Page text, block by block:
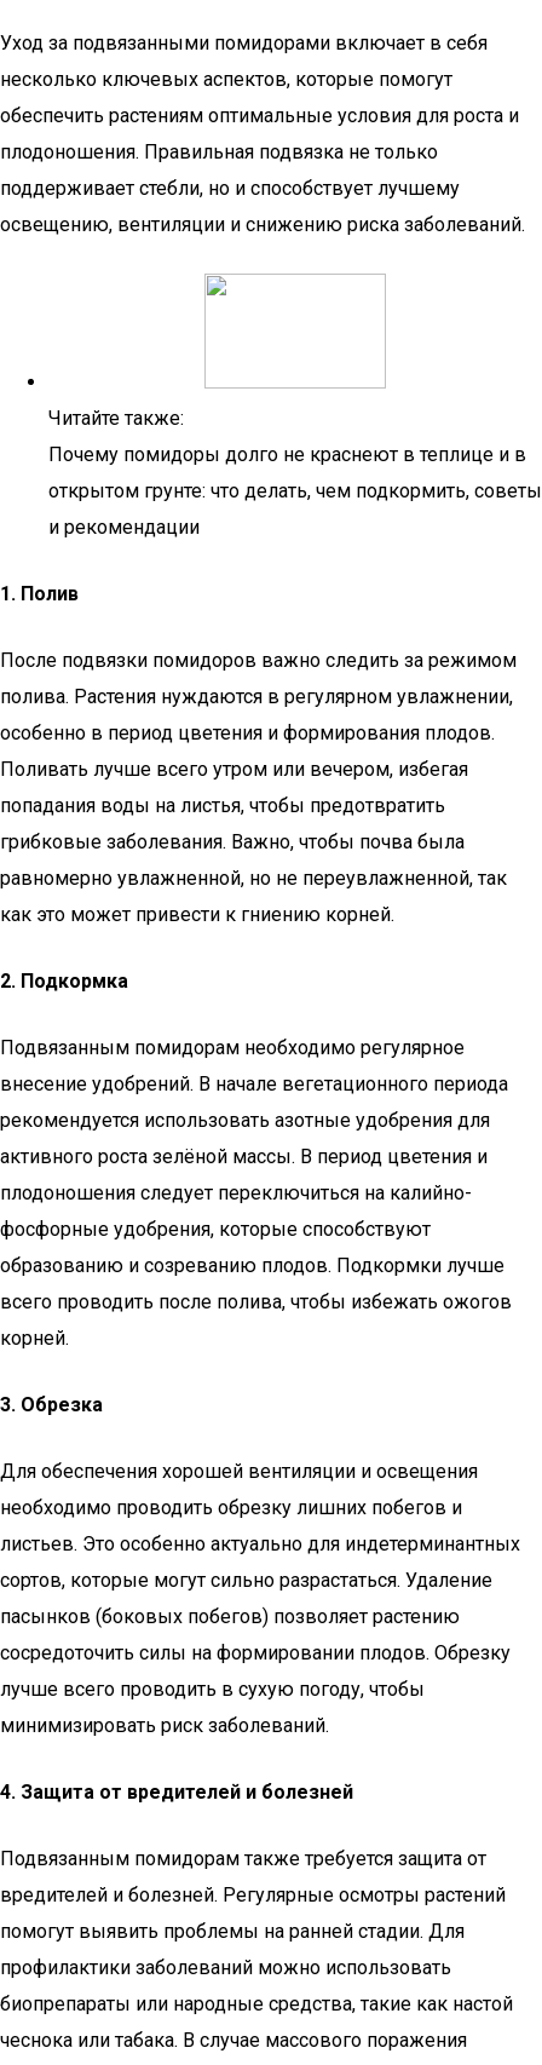
Уход за подвязанными помидорами включает в себя
несколько ключевых аспектов, которые помогут
обеспечить растениям оптимальные условия для роста и
плодоношения. Правильная подвязка не только
поддерживает стебли, но и способствует лучшему
освещению, вентиляции и снижению риска заболеваний.
Читайте также:
Почему помидоры долго не краснеют в теплице и в
открытом грунте: что делать, чем подкормить, советы
и рекомендации
1. Полив
После подвязки помидоров важно следить за режимом
полива. Растения нуждаются в регулярном увлажнении,
особенно в период цветения и формирования плодов.
Поливать лучше всего утром или вечером, избегая
попадания воды на листья, чтобы предотвратить
грибковые заболевания. Важно, чтобы почва была
равномерно увлажненной, но не переувлажненной, так
как это может привести к гниению корней.
2. Подкормка
Подвязанным помидорам необходимо регулярное
внесение удобрений. В начале вегетационного периода
рекомендуется использовать азотные удобрения для
активного роста зелёной массы. В период цветения и
плодоношения следует переключиться на калийно-
фосфорные удобрения, которые способствуют
образованию и созреванию плодов. Подкормки лучше
всего проводить после полива, чтобы избежать ожогов
корней.
3. Обрезка
Для обеспечения хорошей вентиляции и освещения
необходимо проводить обрезку лишних побегов и
листьев. Это особенно актуально для индетерминантных
сортов, которые могут сильно разрастаться. Удаление
пасынков (боковых побегов) позволяет растению
сосредоточить силы на формировании плодов. Обрезку
лучше всего проводить в сухую погоду, чтобы
минимизировать риск заболеваний.
4. Защита от вредителей и болезней
Подвязанным помидорам также требуется защита от
вредителей и болезней. Регулярные осмотры растений
помогут выявить проблемы на ранней стадии. Для
профилактики заболеваний можно использовать
биопрепараты или народные средства, такие как настой
чеснока или табака. В случае массового поражения